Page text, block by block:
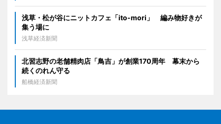
浅草・松が谷にニットカフェ「ito-mori」 編み物好きが
集う場に
浅草経済新聞
北習志野の老舗精肉店「鳥吉」が創業170周年 幕末から
続くのれん守る
船橋経済新聞